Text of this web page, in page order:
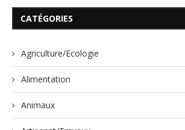
CATÉGORIES
Agriculture/Ecologie
Alimentation
Animaux